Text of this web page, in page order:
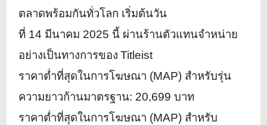
ตลาดพร้อมกันทั่วโลก เริ่มต้นวัน
ที่ 14 มีนาคม 2025 นี้ ผ่านร้านตัวแทนจำหน่าย
อย่างเป็นทางการของ Titleist
ราคาต่ำที่สุดในการโฆษณา (MAP) สำหรับรุ่น
ความยาวก้านมาตรฐาน: 20,699บาท
ราคาต่ำที่สุดในการโฆษณา (MAP) สำหรับ